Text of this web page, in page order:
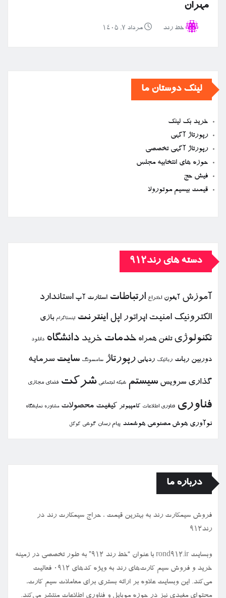
مهران
خط رند مرداد ۷, ۱۴۰۵
لینک دوستان ما
خرید بک لینک
رپورتاژ آگهی
رپورتاژ آگهی تخصصی
حوزه های انتخابیه مجلس
فیش حج
قیمت بیسیم موتورولا
دسته های رند912
آموزش آیفون اختراع ارتباطات استارت آپ استاندارد
الكترونیك امنیت اپراتور اپل اینترنت اینستاگرام بازی
تكنولوژی تلفن همراه خدمات خرید دانشگاه دانلود
دوربین ربات رباتیك ردیابی رپورتاژ سامسونگ سایت سرمایه
گذاری سرویس سیستم شبكه اجتماعی شركت فضای مجازی
فناوری فناوری اطلاعات كامپیوتر كیفیت محصولات مشاوره نمایشگاه
نوآوری هوش مصنوعی هوشمند پیام رسان گوشی گوگل
درباره ما
فروش سیمكارت رند به بهترین قیمت ، حراج سیمكارت رند در
رند912
وبسایت rond912.ir با عنوان “خط رند ۹۱۲” به طور تخصصی در زمینه
خرید و فروش سیم کارت‌های رند به ویژه کدهای ۰۹۱۲ فعالیت
می‌کند. این وبسایت علاوه بر ارائه بستری برای معاملات سیم کارت،
محتوای مفیدی نیز در حوزه موبایل و فناوری اطلاعات منتشر می‌کند.